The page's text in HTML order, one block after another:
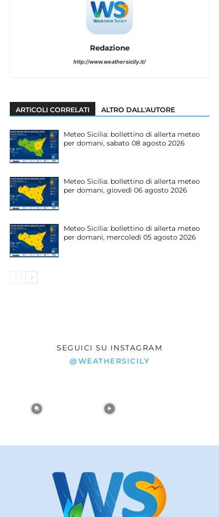
Redazione
http://www.weathersicily.it/
ARTICOLI CORRELATI ALTRO DALL'AUTORE
Meteo Sicilia: bollettino di allerta meteo
per domani, sabato 08 agosto 2026
Meteo Sicilia: bollettino di allerta meteo
per domani, giovedì 06 agosto 2026
Meteo Sicilia: bollettino di allerta meteo
per domani, mercoledì 05 agosto 2026
SEGUICI SU INSTAGRAM
@WEATHERSICILY